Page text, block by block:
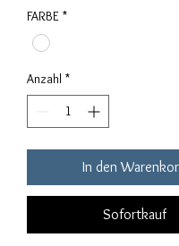
FARBE *
Anzahl *
In den
Sofortkauf